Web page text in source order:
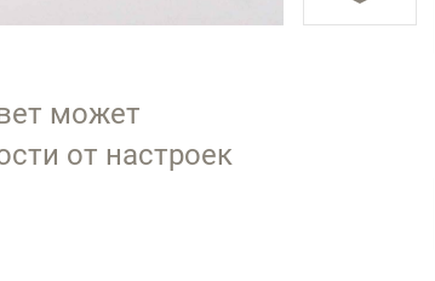
может
от настроек